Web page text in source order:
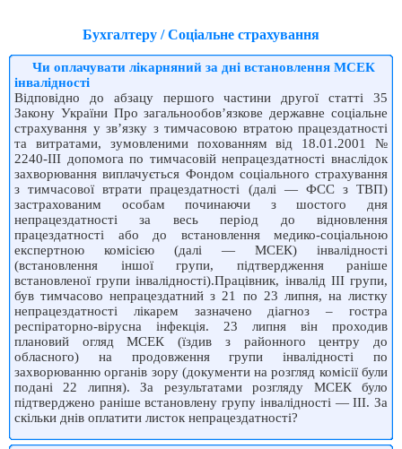
Бухгалтеру / Соціальне страхування
Чи оплачувати лікарняний за дні встановлення МСЕК
інвалідності
Відповідно до абзацу першого частини другої статті 35
Закону України Про загальнообов’язкове державне соціальне
страхування у зв’язку з тимчасовою втратою працездатності
та витратами, зумовленими похованням від 18.01.2001 №
2240-III допомога по тимчасовій непрацездатності внаслідок
захворювання виплачується Фондом соціального страхування
з тимчасової втрати працездатності (далі — ФСС з ТВП)
застрахованим особам починаючи з шостого дня
непрацездатності за весь період до відновлення
працездатності або до встановлення медико-соціальною
експертною комісією (далі — МСЕК) інвалідності
(встановлення іншої групи, підтвердження раніше
встановленої групи інвалідності).Працівник, інвалід ІІІ групи,
був тимчасово непрацездатний з 21 по 23 липня, на листку
непрацездатності лікарем зазначено діагноз – гостра
респіраторно-вірусна інфекція. 23 липня він проходив
плановий огляд МСЕК (їздив з районного центру до
обласного) на продовження групи інвалідності по
захворюванню органів зору (документи на розгляд комісії були
подані 22 липня). За результатами розгляду МСЕК було
підтверджено раніше встановлену групу інвалідності — III. За
скільки днів оплатити листок непрацездатності?